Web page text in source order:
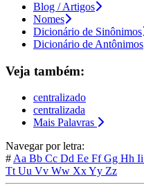
Blog / Artigos
Nomes
Dicionário de Sinônimos
Dicionário de Antônimos
Veja também:
centralizado
centralizada
Mais Palavras
Navegar por letra:
#Aa Bb Cc Dd Ee FfGg Hh Ii
TtUu Vv Ww XxYy Zz